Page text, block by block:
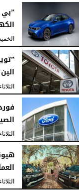
”بي
الخميس، 6
الثلاثاء، 4 أغسطس
الثلاثاء، 4
الثلاثاء، 4